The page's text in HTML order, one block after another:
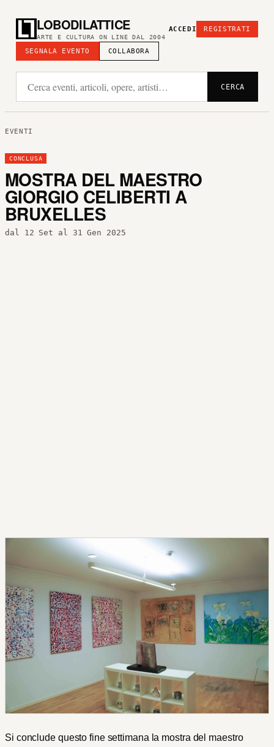
LOBODILATTICE
ARTE E CULTURA ON LINE DAL 2004
SEGNALA EVENTO COLLABORA
ACCEDI REGISTRATI
CERCA
EVENTI
CONCLUSA
MOSTRA DEL MAESTRO
GIORGIO CELIBERTI A
BRUXELLES
dal 12 Set al 31 Gen 2025
Si conclude questo fine settimana la mostra del maestro